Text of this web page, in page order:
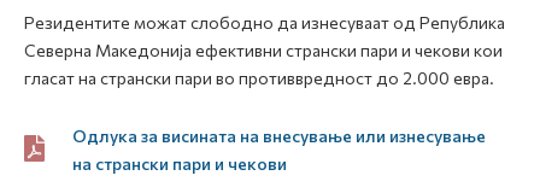
Резидентите можат слободно да изнесуваат од Република
Северна Македонија ефективни странски пари и чекови кои
гласат на странски пари во противвредност до 2.000 евра.
Одлука за висината на внесување или изнесување
на странски пари и чекови